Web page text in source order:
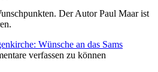
Der Autor Paul Maar ist
Wünsche an das Sams
verfassen zu können